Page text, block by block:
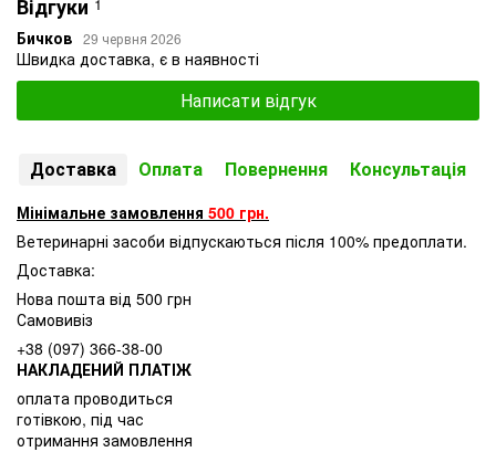
Відгуки
Бичков 29 червня 2026
Швидка доставка, є в наявності
Написати відгук
Доставка Оплата Повернення Консультація
Мінімальне замовлення 500 грн.
Ветеринарні засоби відпускаються після 100% предоплати.
Доставка:
Нова пошта від 500 грн
Самовивіз
+38 (097) 366-38-00
НАКЛАДЕНИЙ ПЛАТІЖ
оплата проводиться
готівкою, під час
отримання замовлення